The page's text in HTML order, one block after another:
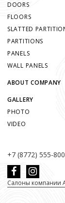
+7 (8772) 555-800
Салоны компании
DOORS
FLOORS
SLATTED
PARTITIONS
PANELS
WALL PANELS
ABOUT COMPANY
GALLERY
PHOTO
VIDEO